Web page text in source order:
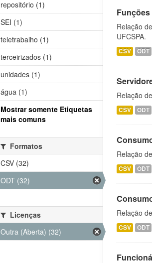
Relação
UFCSPA.
CSV ODT
Relação
CSV ODT
Relação
CSV ODT
Relação
CSV ODT
repositório (1)
SEI (1)
teletrabalho (1)
terceirizados (1)
unidades (1)
água (1)
Mostrar somente Etiquetas
mais comuns
Formatos
CSV (32)
ODT (32)
Licenças
Outra (Aberta) (32)